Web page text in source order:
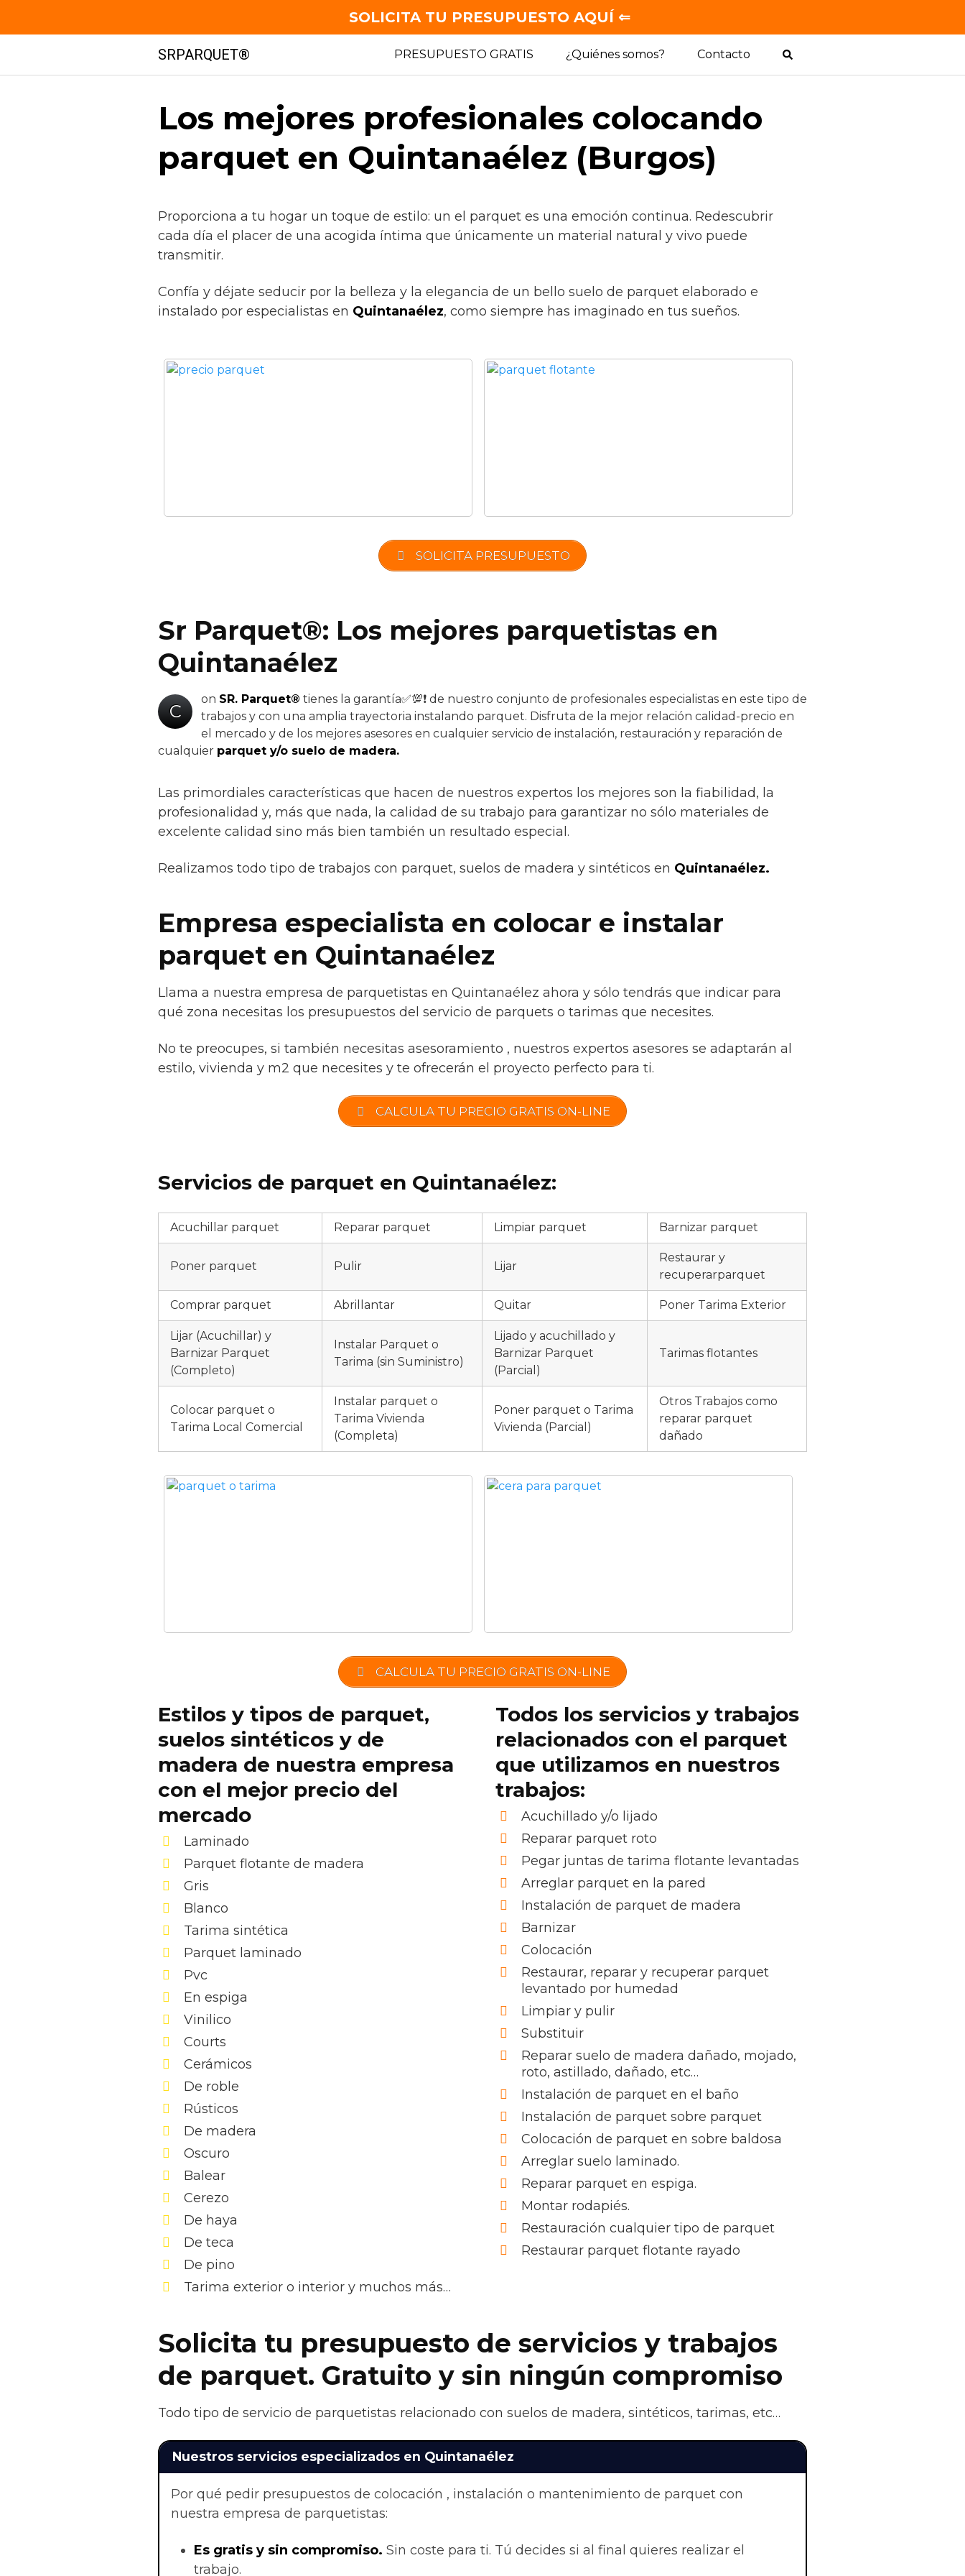
contenido
SRPARQUET® PRESUPUESTO GRATIS ¿Quiénes somos? Contacto
Los mejores profesionales colocando
parquet en Quintanaélez (Burgos)
Proporciona a tu hogar un toque de estilo: un el parquet es una emoción continua. Redescubrir
cada día el placer de una acogida íntima que únicamente un material natural y vivo puede
transmitir.
Confía y déjate seducir por la belleza y la elegancia de un bello suelo de parquet elaborado e
instalado por especialistas en Quintanaélez, como siempre has imaginado en tus sueños.
SOLICITA PRESUPUESTO
Sr Parquet®: Los mejores parquetistas en
Quintanaélez
C
on SR. Parquet® tienes la garantía✅💯❗ de nuestro conjunto de profesionales especialistas en este tipo de
trabajos y con una amplia trayectoria instalando parquet. Disfruta de la mejor relación calidad-precio en
el mercado y de los mejores asesores en cualquier servicio de instalación, restauración y reparación de
cualquier parquet y/o suelo de madera.
Las primordiales características que hacen de nuestros expertos los mejores son la fiabilidad, la
profesionalidad y, más que nada, la calidad de su trabajo para garantizar no sólo materiales de
excelente calidad sino más bien también un resultado especial.
Realizamos todo tipo de trabajos con parquet, suelos de madera y sintéticos en Quintanaélez.
Empresa especialista en colocar e instalar
parquet en Quintanaélez
Llama a nuestra empresa de parquetistas en Quintanaélez ahora y sólo tendrás que indicar para
qué zona necesitas los presupuestos del servicio de parquets o tarimas que necesites.
No te preocupes, si también necesitas asesoramiento , nuestros expertos asesores se adaptarán al
estilo, vivienda y m2 que necesites y te ofrecerán el proyecto perfecto para ti.
CALCULA TU PRECIO GRATIS ON-LINE
Servicios de parquet en Quintanaélez:
Acuchillar parquet Reparar parquet Limpiar parquet Barnizar parquet
Poner parquet Pulir Lijar
Restaurar y
recuperarparquet
Comprar parquet Abrillantar Quitar Poner Tarima Exterior
Lijar (Acuchillar) y
Barnizar Parquet
(Completo)
Instalar Parquet o
Tarima (sin Suministro)
Lijado y acuchillado y
Barnizar Parquet
(Parcial)
Tarimas flotantes
Colocar parquet o
Tarima Local Comercial
Instalar parquet o
Tarima Vivienda
(Completa)
Poner parquet o Tarima
Vivienda (Parcial)
Otros Trabajos como
reparar parquet
dañado
CALCULA TU PRECIO GRATIS ON-LINE
Estilos y tipos de parquet,
suelos sintéticos y de
madera de nuestra empresa
con el mejor precio del
mercado
Laminado
Parquet flotante de madera
Gris
Blanco
Tarima sintética
Parquet laminado
Pvc
En espiga
Vinilico
Courts
Cerámicos
De roble
Rústicos
De madera
Oscuro
Balear
Cerezo
De haya
De teca
De pino
Tarima exterior o interior y muchos más…
Todos los servicios y trabajos
relacionados con el parquet
que utilizamos en nuestros
trabajos:
Acuchillado y/o lijado
Reparar parquet roto
Pegar juntas de tarima flotante levantadas
Arreglar parquet en la pared
Instalación de parquet de madera
Barnizar
Colocación
Restaurar, reparar y recuperar parquet
levantado por humedad
Limpiar y pulir
Substituir
Reparar suelo de madera dañado, mojado,
roto, astillado, dañado, etc…
Instalación de parquet en el baño
Instalación de parquet sobre parquet
Colocación de parquet en sobre baldosa
Arreglar suelo laminado.
Reparar parquet en espiga.
Montar rodapiés.
Restauración cualquier tipo de parquet
Restaurar parquet flotante rayado
Solicita tu presupuesto de servicios y trabajos
de parquet. Gratuito y sin ningún compromiso
Todo tipo de servicio de parquetistas relacionado con suelos de madera, sintéticos, tarimas, etc…
Nuestros servicios especializados en Quintanaélez
Por qué pedir presupuestos de colocación , instalación o mantenimiento de parquet con
nuestra empresa de parquetistas:
Es gratis y sin compromiso. Sin coste para ti. Tú decides si al final quieres realizar el
trabajo.
SOLICITA TU PRESUPUESTO AQUÍ ⇐